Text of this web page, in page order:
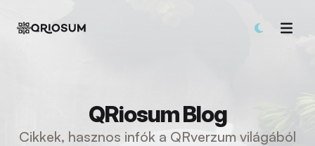
QRiosum Blog
Cikkek, hasznos infók a QRverzum világából